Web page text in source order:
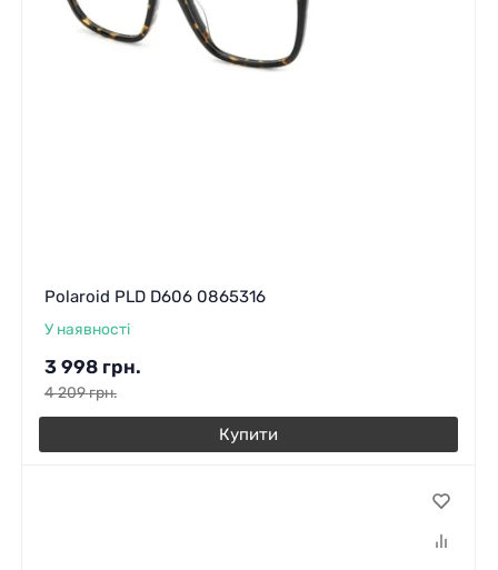
Polaroid PLD D606 0865316
У наявності
3 998 грн.
4 209грн.
Купити